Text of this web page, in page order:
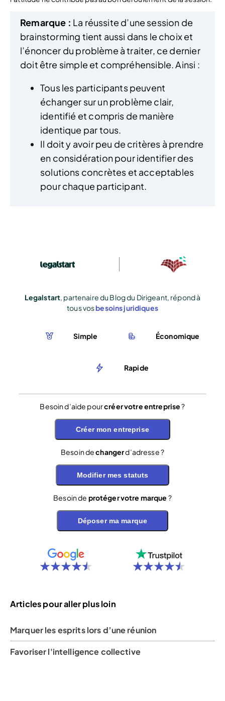
Remarque : La réussite d’une session de
brainstorming tient aussi dans le choix et
l’énoncer du problème à traiter, ce dernier
doit être simple et compréhensible. Ainsi :
Tous les participants peuvent
échanger sur un problème clair,
identifié et compris de manière
identique par tous.
Il doit y avoir peu de critères à prendre
en considération pour identifier des
solutions concrètes et acceptables
pour chaque participant.
Legalstart, partenaire du Blog du Dirigeant, répond à
tous vosbesoins juridiques
Simple Économique
Rapide
Besoin d’aide pourcréer votre entreprise?
Créer mon entreprise
Besoin dechangerd’adresse ?
Modifier mes statuts
Besoin de protéger votre marque ?
Déposer ma marque
Articles pour aller plus loin
Marquer les esprits lors d’une réunion
Favoriser l'intelligence collective